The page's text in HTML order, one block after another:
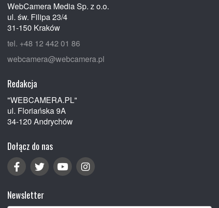
WebCamera Media Sp. z o.o.
ul. św. Filipa 23/4
31-150 Kraków
tel. +48 12 442 01 86
webcamera@webcamera.pl
Redakcja
"WEBCAMERA.PL"
ul. Floriańska 9A
34-120 Andrychów
Dołącz do nas
Newsletter